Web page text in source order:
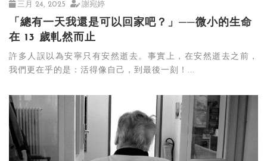
三月 24, 2025 謝宛婷
「總有一天我還是可以回家吧？」──微小的生命
在 13 歲軋然而止
許多人誤以為安寧只有安然逝去。事實上，在安然逝去之前，
我們更在乎的是：活得像自己，到最後一刻！...